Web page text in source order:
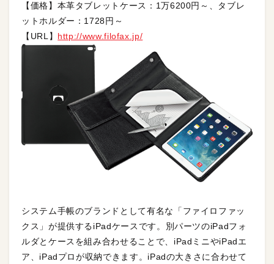
【価格】本革タブレットケース：1万6200円～、タブレ
ットホルダー：1728円～
【URL】 http://www.filofax.jp/
システム手帳のブランドとして有名な「ファイロファッ
クス」が提供するiPadケースです。別パーツのiPadフォ
ルダとケースを組み合わせることで、iPadミニやiPadエ
ア、iPadプロが収納できます。iPadの大きさに合わせて